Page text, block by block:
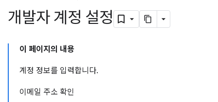
개발자 계정 설정
이 페이지의 내용
계정 정보를 입력합니다.
이메일 주소 확인